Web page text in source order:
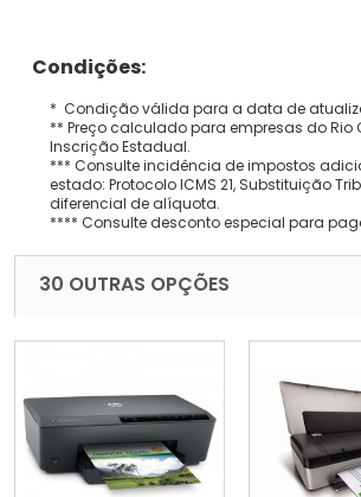
Condições:
* Condição válida para a data de
** Preço calculado para empresas do Rio
Inscrição Estadual.
*** Consulte incidência de impostos
estado: Protocolo ICMS 21, Substituição
diferencial de alíquota.
**** Consulte desconto especial para
30 OUTRAS OPÇÕES